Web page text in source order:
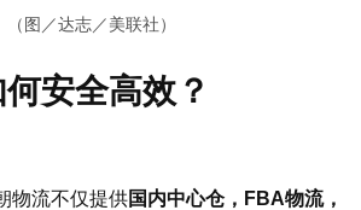
图／达志／美联社）
安全高效？
物流不仅提供国内中心仓，FBA物流，